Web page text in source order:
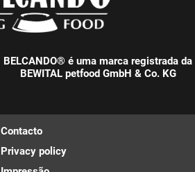
BELCANDO® é uma marca registrada da
BEWITAL petfood GmbH & Co. KG
Contacto
Privacy policy